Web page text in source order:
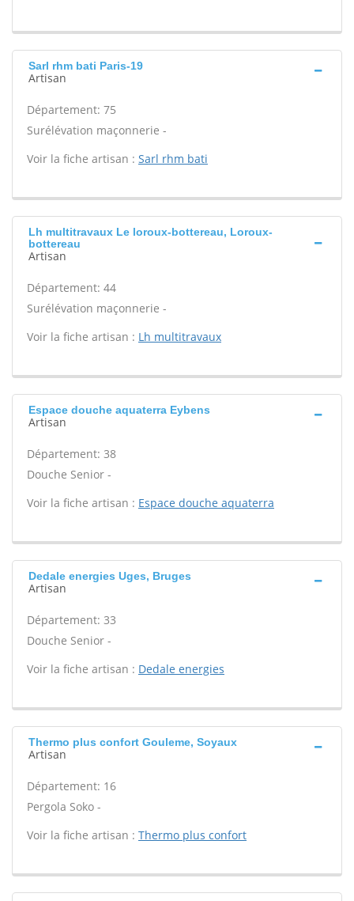
Sarl rhm bati Paris-19
Artisan
Département: 75
Surélévation maçonnerie -
Voir la fiche artisan : Sarl rhm bati
Lh multitravaux Le loroux-bottereau, Loroux-
bottereau
Artisan
Département: 44
Surélévation maçonnerie -
Voir la fiche artisan : Lh multitravaux
Espace douche aquaterra Eybens
Artisan
Département: 38
Douche Senior -
Voir la fiche artisan : Espace douche aquaterra
Dedale energies Uges, Bruges
Artisan
Département: 33
Douche Senior -
Voir la fiche artisan : Dedale energies
Thermo plus confort Gouleme, Soyaux
Artisan
Département: 16
Pergola Soko -
Voir la fiche artisan : Thermo plus confort